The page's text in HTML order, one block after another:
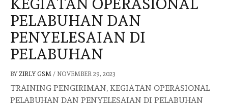
KEGIATAN OPERASIONAL
PELABUHAN DAN
PENYELESAIAN DI
PELABUHAN
BY ZIRLY GSM / NOVEMBER 29, 2023
TRAINING PENGIRIMAN, KEGIATAN OPERASIONAL
PELABUHAN DAN PENYELESAIAN DI PELABUHAN